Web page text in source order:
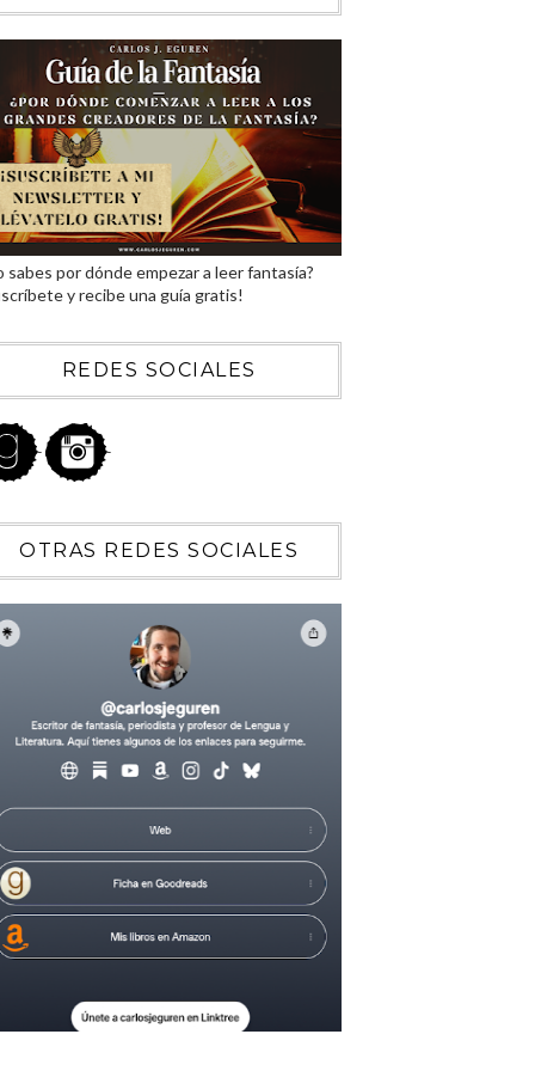
sabes por dónde empezar a leer fantasía?
y recibe una guía gratis!
REDES SOCIALES
OTRAS REDES SOCIALES